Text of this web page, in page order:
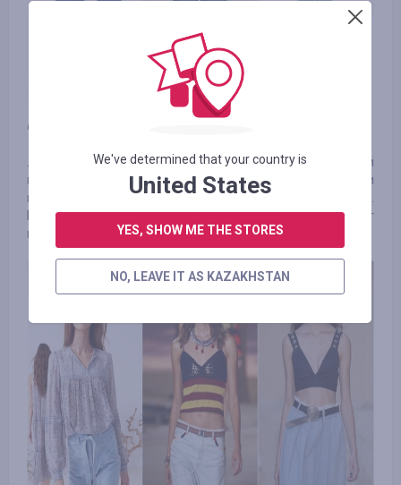
6. «Летающие»
Летящий деним легкой формы тоже претендует на свои
медали летом. Сооружают из него брюки-юбки
воздушной формы, а также обтягивающие джинсы.
Брюки, сделанные из подобного текстиля, не будут
парить ноги в жару.
We've determined that your country is
United States
YES, SHOW ME THE STORES
NO, LEAVE IT AS KAZAKHSTAN